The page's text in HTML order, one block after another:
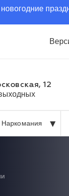
12
Наркомания